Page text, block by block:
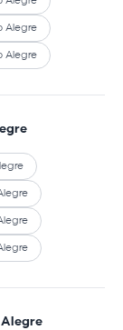
Alegre
Alegre